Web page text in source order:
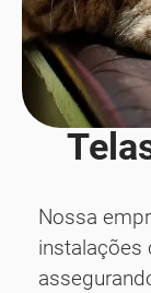
Nossa
instalações